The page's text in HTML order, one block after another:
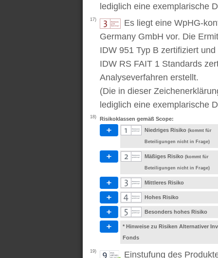
lediglich eine exemplarische
17)
Es liegt eine WpHG-
Germany GmbH vor. Die
IDW 951 Typ B zertifiziert
IDW RS FAIT 1 Standards
Analyseverfahren erstellt.
(Die in dieser
lediglich eine exemplarische
18)
Risikoklassen gemäß Scope:
Niedriges Risiko (kommt für
Beteiligungen nicht in Frage)
Mäßiges Risiko (kommt für
Beteiligungen nicht in Frage)
Mittleres Risiko
Hohes Risiko
Besonders hohes Risiko
* Hinweise zu Risiken Alternativer
Fonds
19) Einstufung des